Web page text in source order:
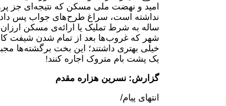
امید و نهضت ملی مسکن که نتیجه‌ای جز
ساله به شرط تملیک یا ارائه‌ی مسکن ارزان
شهر که غروب‌ها بعد از تمام شدن شیفت
خیلی بهتری داشتند؛ این بخت برگشته‌ها
یک پشت بام متروک اجاره کنند!
گزارش: نسرین هزاره مقدم
انتهای پیام/